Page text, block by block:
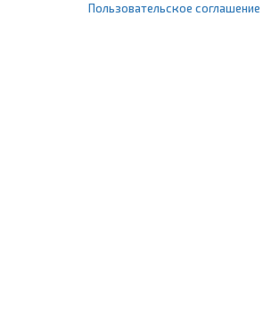
Пользовательское соглашение